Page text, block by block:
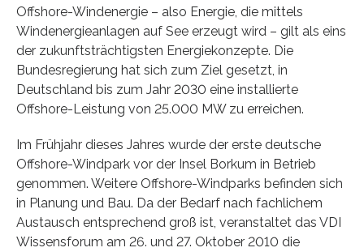
Offshore-Windenergie – also Energie, die mittels
Windenergieanlagen auf See erzeugt wird – gilt als eins
der zukunftsträchtigsten Energiekonzepte. Die
Bundesregierung hat sich zum Ziel gesetzt, in
Deutschland bis zum Jahr 2030 eine installierte
Offshore-Leistung von 25.000 MW zu erreichen.
Im Frühjahr dieses Jahres wurde der erste deutsche
Offshore-Windpark vor der Insel Borkum in Betrieb
genommen. Weitere Offshore-Windparks befinden sich
in Planung und Bau. Da der Bedarf nach fachlichem
Austausch entsprechend groß ist, veranstaltet das VDI
Wissensforum am 26. und 27. Oktober 2010 die